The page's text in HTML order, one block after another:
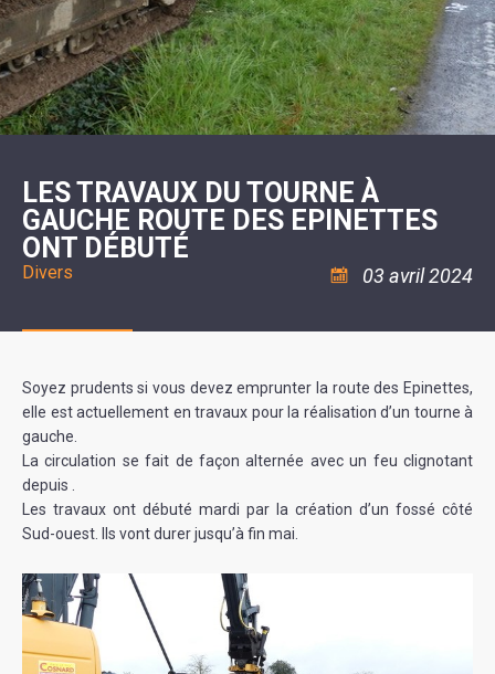
20ÈME
SIÈCLE
RÉUNIONS
DU
CONSEIL
MUNICIPAL
ARRÊTÉS
ET
DÉCISIONS
DU
MAIRE
DE
LA
MINORITÉ
LES
ÉCOLES
LE
COLLÈGE
ESPACE
JEUNES
11
ANS
ASSOCIATION
LA
COULÉE
DOUCE
ENVIRONNEMENT
L'EAU
ET
L'ASSAINISSEMENT
LA
RÉSIDENCE
AUTONOMIE
LA
POLICE
MUNICIPALE
SÉCURITÉ
RISQUES
SANTÉ/COMMERCES/ARTISANS
DE
MUSIQUE
L'ÉCOLE
COMMUNAUTAIRE
DE
DANSE
LA
PISCINE
VOIE
VERTE
VISITES
ET
DÉCOUVERTES
LES
RANDONNÉES
LE
CAMPING-
CARS
TENTES
ET
CARAVANES
LA
HALTE
À
LES TRAVAUX DU TOURNE À
GAUCHE ROUTE DES EPINETTES
ONT DÉBUTÉ
Divers 03 avril 2024
Soyez prudents si vous devez emprunter la route des Epinettes,
elle est actuellement en travaux pour la réalisation d’un tourne à
gauche.
La circulation se fait de façon alternée avec un feu clignotant
depuis .
Les travaux ont débuté mardi par la création d’un fossé côté
Sud-ouest. Ils vont durer jusqu’à fin mai.